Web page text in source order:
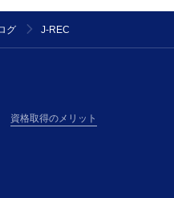
グ J-REC
資格取得のメリット